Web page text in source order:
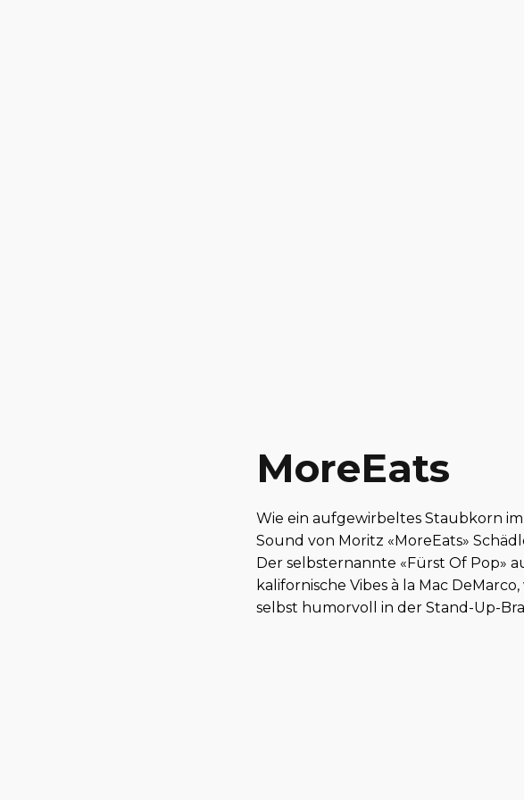
MoreEats
Wie ein aufgewirbeltes Staubkorn
Sound von Moritz «MoreEats»
Der selbsternannte «Fürst Of Pop»
kalifornische Vibes à la Mac
selbst humorvoll in der Stand-Up-